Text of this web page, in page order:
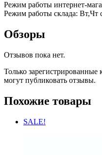
Режим работы интернет-
Режим работы склада: Вт,Чт
Обзоры
Отзывов пока нет.
Только
могут публиковать отзывы.
Похожие товары
SALE!